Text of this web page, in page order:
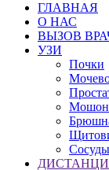
ГЛАВНАЯ
О НАС
ВЫЗОВ
УЗИ
Почки